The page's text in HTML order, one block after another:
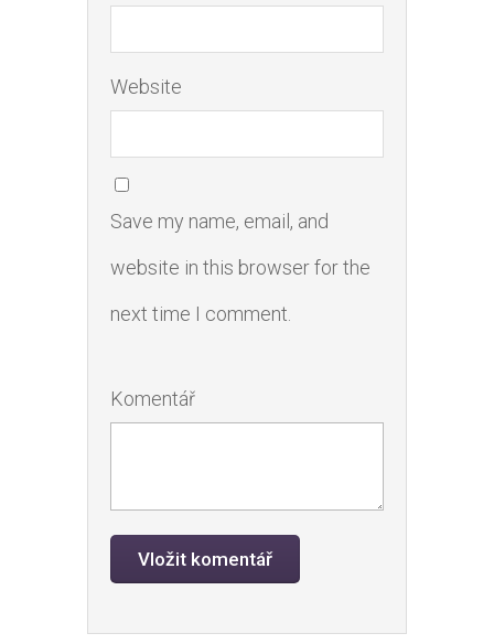
Website
Save my name, email, and
website in this browser for the
next time I comment.
Komentář